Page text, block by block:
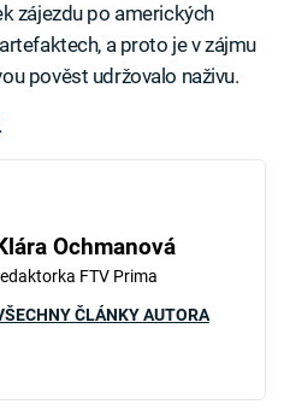
zájezdu po amerických
a proto je v zájmu
pověst udržovalo naživu.
Klára Ochmanová
FTV Prima
ČLÁNKY AUTORA